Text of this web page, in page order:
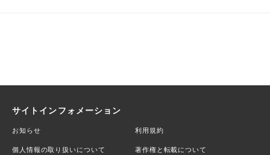
サイトインフォメーション
お知らせ 利用規約
個人情報の取り扱いについて 著作権と転載について